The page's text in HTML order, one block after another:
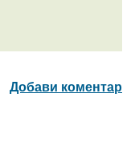
Добави коментар